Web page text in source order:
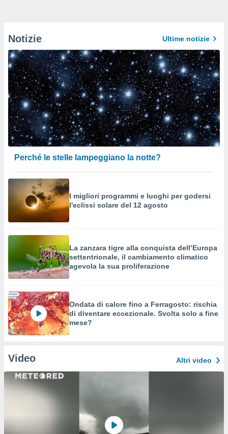
Notizie Ultime notizie
Perché le stelle lampeggiano la notte?
I migliori programmi e luoghi per godersi
l'eclissi solare del 12 agosto
La zanzara tigre alla conquista dell’Europa
settentrionale, il cambiamento climatico
agevola la sua proliferazione
Ondata di calore fino a Ferragosto: rischia
di diventare eccezionale. Svolta solo a fine
mese?
Video Altri video